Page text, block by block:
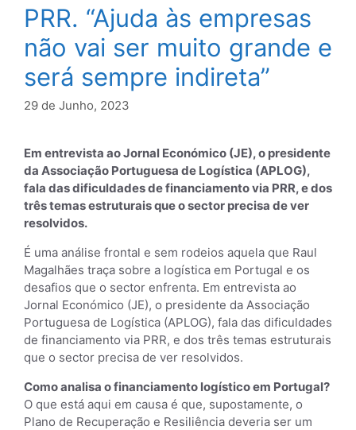
PRR. “Ajuda às empresas
não vai ser muito grande e
será sempre indireta”
29 de Junho, 2023
Em entrevista ao Jornal Económico (JE), o presidente
da Associação Portuguesa de Logística (APLOG),
fala das dificuldades de financiamento via PRR, e dos
três temas estruturais que o sector precisa de ver
resolvidos.
É uma análise frontal e sem rodeios aquela que Raul
Magalhães traça sobre a logística em Portugal e os
desafios que o sector enfrenta. Em entrevista ao
Jornal Económico (JE), o presidente da Associação
Portuguesa de Logística (APLOG), fala das dificuldades
de financiamento via PRR, e dos três temas estruturais
que o sector precisa de ver resolvidos.
Como analisa o financiamento logístico em Portugal?
O que está aqui em causa é que, supostamente, o
Plano de Recuperação e Resiliência deveria ser um